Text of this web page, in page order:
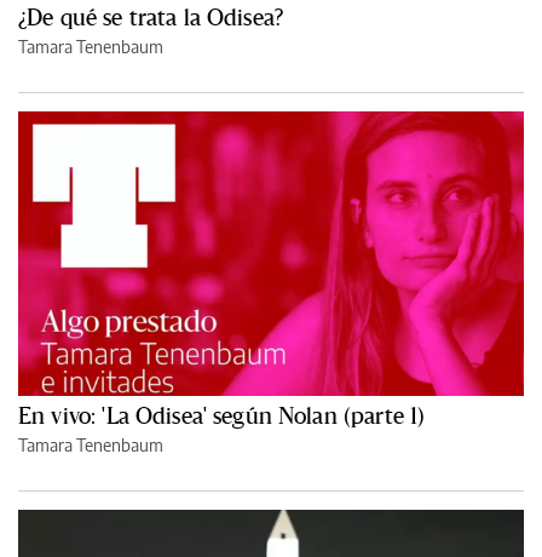
¿De qué se trata la Odisea?
Tamara Tenenbaum
En vivo: 'La Odisea' según Nolan (parte 1)
Tamara Tenenbaum